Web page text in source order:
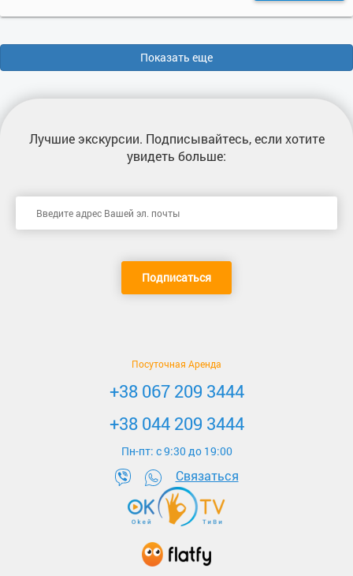
Показать еще
Лучшие экскурсии. Подписывайтесь, если хотите
увидеть больше:
Подписаться
Посуточная Аренда
+38 067 209 3444
+38 044 209 3444
Пн-пт: c 9:30 до 19:00
Связаться